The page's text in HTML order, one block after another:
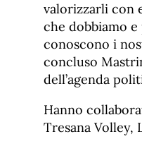
valorizzarli con
che dobbiamo
conoscono i
concluso
dell’agenda
Hanno
Tresana Volley,